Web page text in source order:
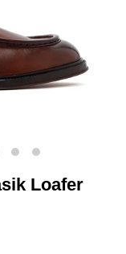
Loafer